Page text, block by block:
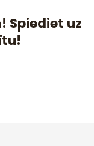
Spiediet uz